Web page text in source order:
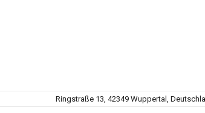
Ringstraße 13, 42349 Wuppertal,